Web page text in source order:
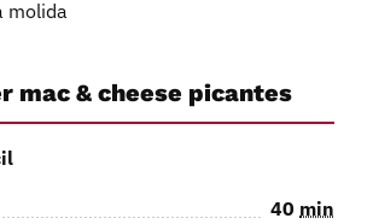
molida
mac & cheese picantes
40 min